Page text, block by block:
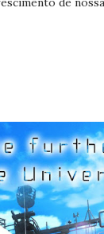
e da
a Microsoft
sido incrível
o State of
que
em menos de duas